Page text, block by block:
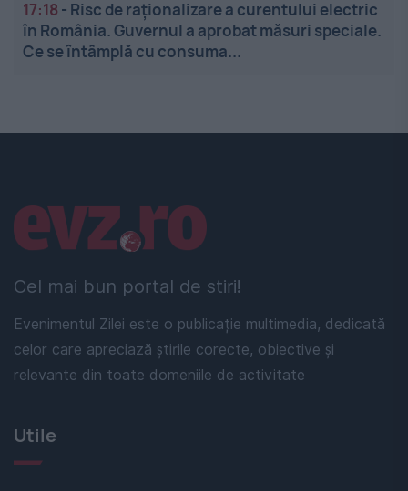
17:18 - Risc de raționalizare a curentului electric
în România. Guvernul a aprobat măsuri speciale.
Ce se întâmplă cu consuma...
Cel mai bun portal de stiri!
Evenimentul Zilei este o publicație multimedia, dedicată
celor care apreciază știrile corecte, obiective și
relevante din toate domeniile de activitate
Linkuri utile
Utile